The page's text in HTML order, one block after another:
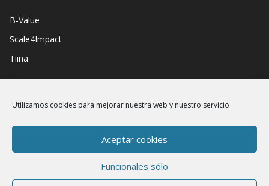
Utilizamos cookies para mejorar nuestra web y nuestro servicio
Aceptar cookies
Funcionales sólo
B-Value
Scale4Impact
Tiina